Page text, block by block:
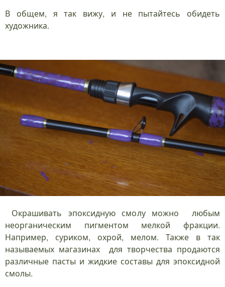
В общем, я так вижу, и не пытайтесь обидеть
художника.
Окрашивать эпоксидную смолу можно любым
неорганическим пигментом мелкой фракции.
Например, суриком, охрой, мелом. Также в так
называемых магазинах для творчества продаются
различные пасты и жидкие составы для эпоксидной
смолы.